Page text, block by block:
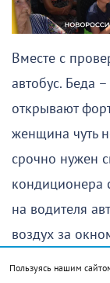
Вместе с
автобус. Беда
открывают
женщина чуть
срочно нужен
кондиционера
на водителя
воздух за
После такого
Пользуясь нашим